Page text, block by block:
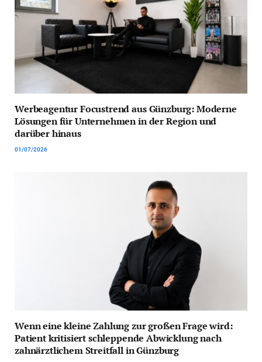
Werbeagentur Focustrend aus Günzburg: Moderne
Lösungen für Unternehmen in der Region und
darüber hinaus
01/07/2026
Wenn eine kleine Zahlung zur großen Frage wird:
Patient kritisiert schleppende Abwicklung nach
zahnärztlichem Streitfall in Günzburg